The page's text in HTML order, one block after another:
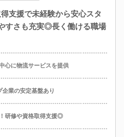
支援で未経験から安心スタ
すさも充実◎長く働ける職場
心に物流サービスを提供
企業の安定基盤あり
研修や資格取得支援◎